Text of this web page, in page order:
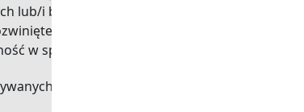
lub/i badawczo-rozwojowych
zdolności analityczne i interpersonalne;
w sporządzaniu dokumentacji;
na w/w stanowisku: